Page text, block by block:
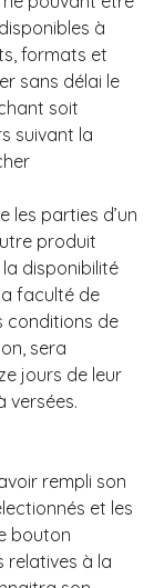
à
formats et
sans délai le
soit
suivant la
les parties d’un
produit
la disponibilité
faculté de
conditions de
sera
jours de leur
versées.
rempli son
et les
bouton
relatives à la